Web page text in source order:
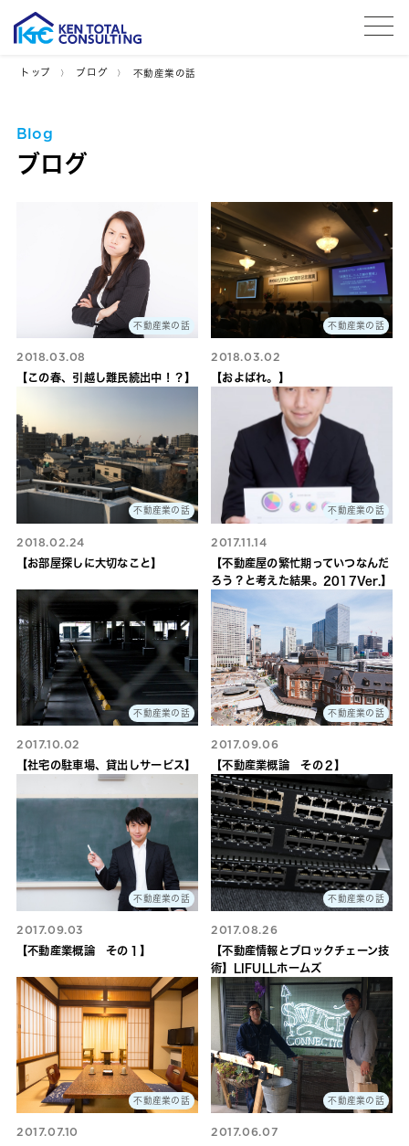
トップ ブログ 不動産業の話
Blog
ブログ
不動産業の話
2018.03.08
【この春、引越し難民続出中！？】
不動産業の話
2018.03.02
【およばれ。】
不動産業の話
2018.02.24
【お部屋探しに大切なこと】
不動産業の話
2017.11.14
【不動産屋の繁忙期っていつなんだ
ろう？と考えた結果。2017Ver.】
不動産業の話
2017.10.02
【社宅の駐車場、貸出しサービス】
不動産業の話
2017.09.06
【不動産業概論 その２】
不動産業の話
2017.09.03
【不動産業概論 その１】
不動産業の話
2017.08.26
【不動産情報とブロックチェーン技
術】LIFULLホームズ
不動産業の話
2017.07.10
不動産業の話
2017.06.07